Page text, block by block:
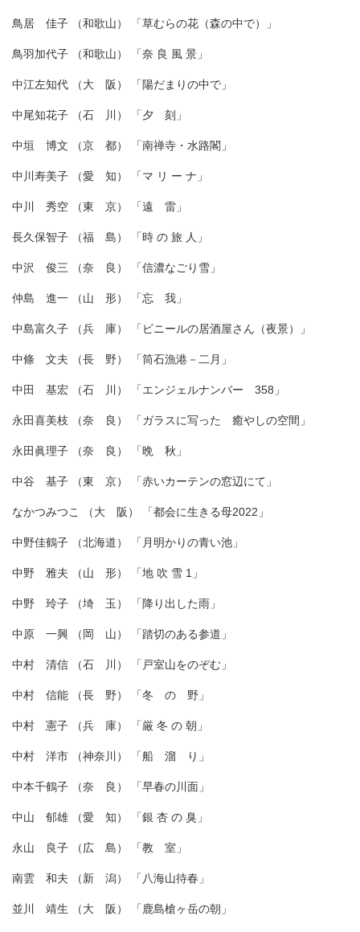
鳥居 佳子 （和歌山） 「草むらの花（森の中で）」
鳥羽加代子 （和歌山） 「奈 良 風 景」
中江左知代 （大 阪） 「陽だまりの中で」
中尾知花子 （石 川） 「夕 刻」
中垣 博文 （京 都） 「南禅寺・水路閣」
中川寿美子 （愛 知） 「マ リ ー ナ」
中川 秀空 （東 京） 「遠 雷」
長久保智子 （福 島） 「時 の 旅 人」
中沢 俊三 （奈 良） 「信濃なごり雪」
仲島 進一 （山 形） 「忘 我」
中島富久子 （兵 庫） 「ビニールの居酒屋さん（夜景）」
中條 文夫 （長 野） 「筒石漁港－二月」
中田 基宏 （石 川） 「エンジェルナンバー 358」
永田喜美枝 （奈 良） 「ガラスに写った 癒やしの空間」
永田眞理子 （奈 良） 「晩 秋」
中谷 基子 （東 京） 「赤いカーテンの窓辺にて」
なかつみつこ （大 阪） 「都会に生きる母2022」
中野佳鶴子 （北海道） 「月明かりの青い池」
中野 雅夫 （山 形） 「地 吹 雪 1」
中野 玲子 （埼 玉） 「降り出した雨」
中原 一興 （岡 山） 「踏切のある参道」
中村 清信 （石 川） 「戸室山をのぞむ」
中村 信能 （長 野） 「冬 の 野」
中村 憲子 （兵 庫） 「厳 冬 の 朝」
中村 洋市 （神奈川） 「船 溜 り」
中本千鶴子 （奈 良） 「早春の川面」
中山 郁雄 （愛 知） 「銀 杏 の 臭」
永山 良子 （広 島） 「教 室」
南雲 和夫 （新 潟） 「八海山待春」
並川 靖生 （大 阪） 「鹿島槍ヶ岳の朝」